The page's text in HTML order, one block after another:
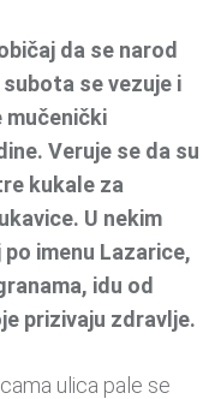
da se narod
se vezuje i
mučenički
Veruje se da su
kukale za
U nekim
imenu Lazarice,
idu od
prizivaju zdravlje.
ulicа pаle se